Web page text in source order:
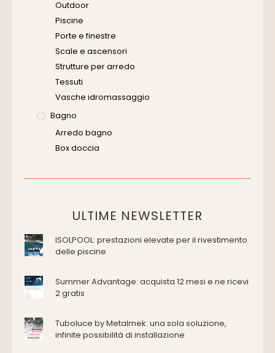
Outdoor
Piscine
Porte e finestre
Scale e ascensori
Strutture per arredo
Tessuti
Vasche idromassaggio
Bagno
Arredo bagno
Box doccia
Placche di comando per wc
Domotica Ed Impianti Elettrici
Edilizia
Antincendio e sicurezza
Attrezzature manuali
Cappe d'aspirazione
Consolidamento
ULTIME NEWSLETTER
ISOLPOOL: prestazioni elevate per il rivestimento
delle piscine
Summer Advantage: acquista 12 mesi e ne ricevi
2 gratis
Tuboluce by Metalmek: una sola soluzione,
infinite possibilità di installazione